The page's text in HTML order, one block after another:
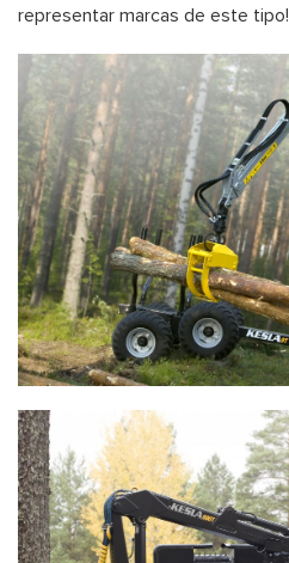
representar marcas de este tipo!